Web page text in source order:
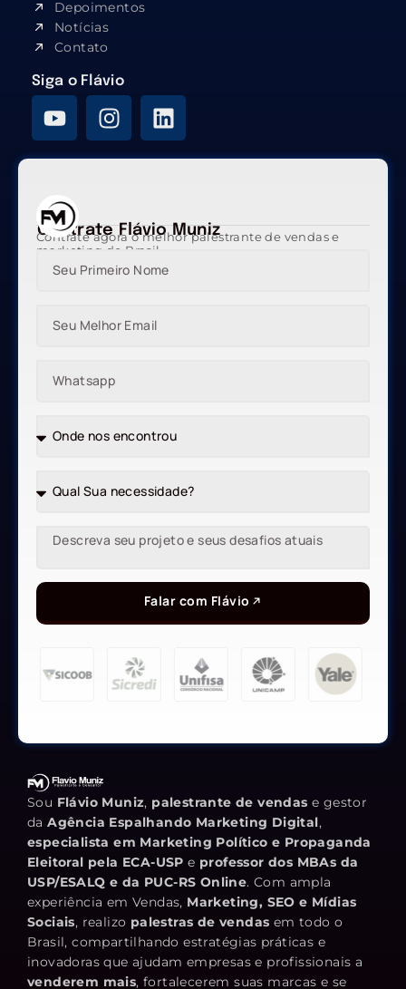
Depoimentos
Notícias
Contato
Siga o Flávio
Contrate Flávio Muniz
Contrate agora o melhor palestrante de vendas e
marketing do Brasil
Falar com Flávio
Sou Flávio Muniz, palestrante de vendas e gestor
daAgência Espalhando Marketing Digital,
especialista em Marketing Político e Propaganda
Eleitoral pela ECA-USP e professor dos MBAs da
USP/ESALQ e da PUC-RS Online. Com ampla
experiência em Vendas, Marketing, SEO e Mídias
Sociais, realizo palestras de vendas em todo o
Brasil, compartilhando estratégias práticas e
inovadoras que ajudam empresas e profissionais a
venderem mais, fortalecerem suas marcas e se